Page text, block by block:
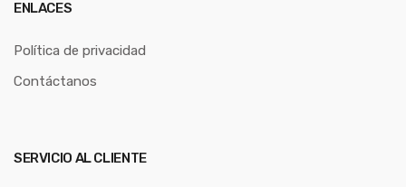
ENLACES
Política de privacidad
Contáctanos
SERVICIO AL CLIENTE